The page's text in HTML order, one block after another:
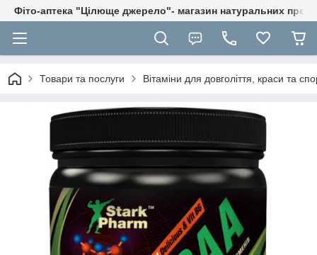
Фіто-аптека "Цілюще джерело"- магазин натуральних
Товари та послуги Вітаміни для довголіття, краси та